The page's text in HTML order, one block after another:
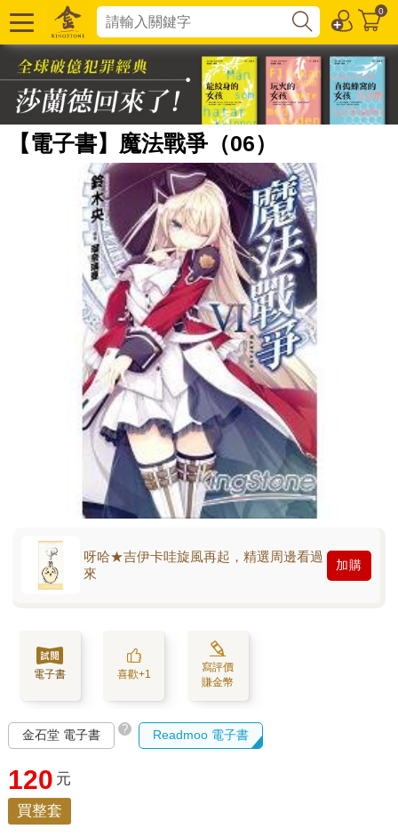
0
【電子書】魔法戰爭（06）
呀哈★吉伊卡哇旋風再起，精選周邊看過
來
加購
電子書 喜歡+1
寫評價
賺金幣
金石堂 電子書 ? Readmoo 電子書
120 元
買整套